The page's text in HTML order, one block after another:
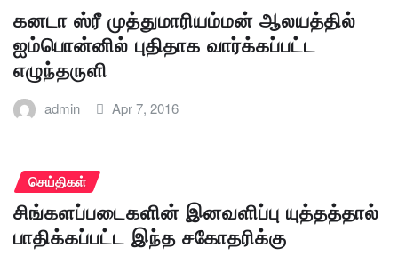
கனடா ஸ்ரீ முத்துமாரியம்மன் ஆலயத்தில்
ஐம்பொன்னில் புதிதாக வார்க்கப்பட்ட
எழுந்தருளி
admin Apr 7, 2016
செய்திகள்
சிங்களப்படைகளின் இனவளிப்பு யுத்தத்தால்
பாதிக்கப்பட்ட இந்த சகோதரிக்கு